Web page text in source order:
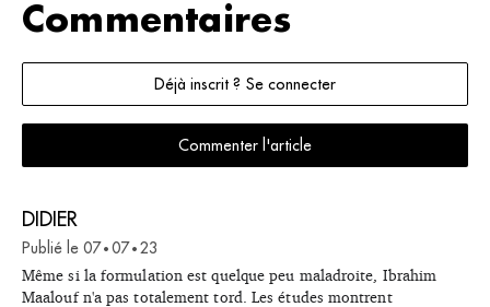
Commentaires
Déjà inscrit ? Se connecter
Commenter l'article
DIDIER
Publié le 07 • 07 • 23
Même si la formulation est quelque peu maladroite, Ibrahim
Maalouf n'a pas totalement tord. Les études montrent